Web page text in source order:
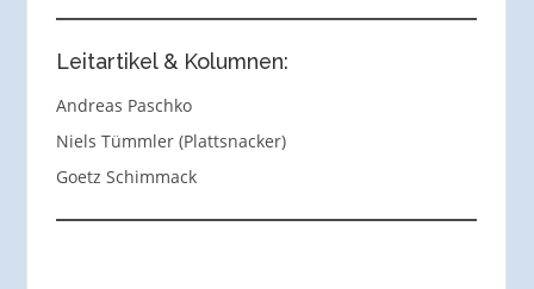
Leitartikel & Kolumnen:
Andreas Paschko
Niels Tümmler (Plattsnacker)
Goetz Schimmack